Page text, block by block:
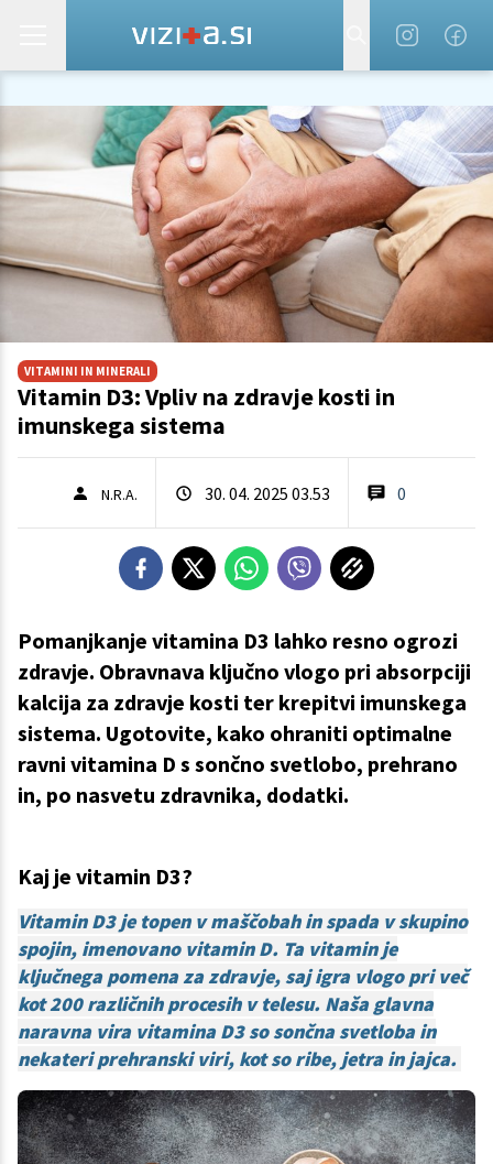
VITAMINI IN MINERALI
Vitamin D3: Vpliv na zdravje kosti in
imunskega sistema
N.R.A. 30. 04. 2025 03.53 0
Pomanjkanje vitamina D3 lahko resno ogrozi
zdravje. Obravnava ključno vlogo pri absorpciji
kalcija za zdravje kosti ter krepitvi imunskega
sistema. Ugotovite, kako ohraniti optimalne
ravni vitamina D s sončno svetlobo, prehrano
in, po nasvetu zdravnika, dodatki.
Kaj je vitamin D3?
Vitamin D3 je topen v maščobah in spada v skupino
spojin, imenovano vitamin D. Ta vitamin je
ključnega pomena za zdravje, saj igra vlogo pri več
kot 200 različnih procesih v telesu. Naša glavna
naravna vira vitamina D3 so sončna svetloba in
nekateri prehranski viri, kot so ribe, jetra in jajca.